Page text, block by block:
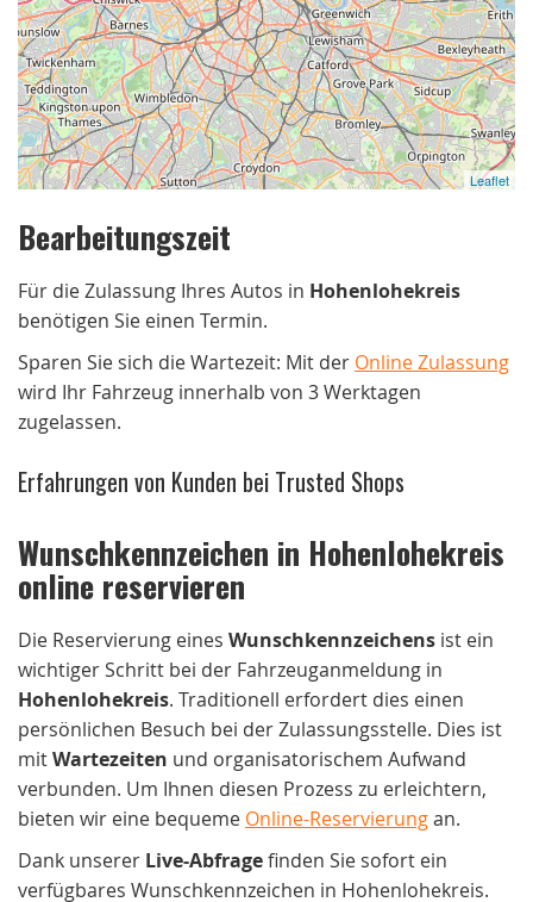
Leaflet
Bearbeitungszeit
Für die Zulassung Ihres Autos in Hohenlohekreis
benötigen Sie einen Termin.
Sparen Sie sich die Wartezeit: Mit der Online Zulassung
wird Ihr Fahrzeug innerhalb von 3 Werktagen
zugelassen.
Erfahrungen von Kunden bei Trusted Shops
Wunschkennzeichen in Hohenlohekreis
online reservieren
Die Reservierung eines Wunschkennzeichens ist ein
wichtiger Schritt bei der Fahrzeuganmeldung in
Hohenlohekreis. Traditionell erfordert dies einen
persönlichen Besuch bei der Zulassungsstelle. Dies ist
mitWartezeiten und organisatorischem Aufwand
verbunden. Um Ihnen diesen Prozess zu erleichtern,
bieten wir eine bequeme Online-Reservierungan.
Dank unserer Live-Abfragefinden Sie sofort ein
verfügbares Wunschkennzeichen in Hohenlohekreis.